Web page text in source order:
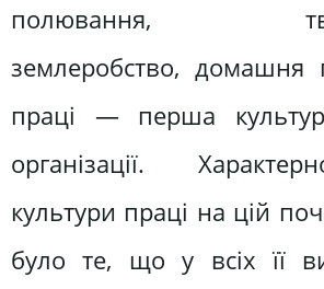
полювання,
землеробство, домашня
праці — перша
організації.
культури праці на цій
було те, що у всіх її